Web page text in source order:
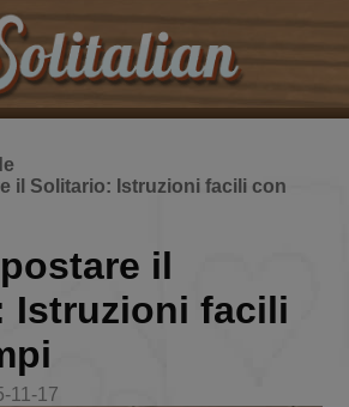
il Solitario: Istruzioni facili con
il
Istruzioni facili
11-17